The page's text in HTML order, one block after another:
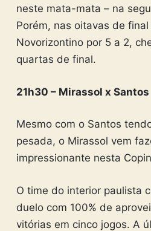
neste mata-mata – na
Porém, nas oitavas de
Novorizontino por 5 a 2,
quartas de final.
21h30 – Mirassol x Santos
Mesmo com o Santos
pesada, o Mirassol vem
impressionante nesta
O time do interior paulista
duelo com 100% de
vitórias em cinco jogos. A